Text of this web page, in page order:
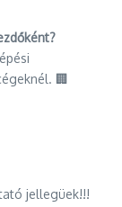
🏢
jellegüek!!!